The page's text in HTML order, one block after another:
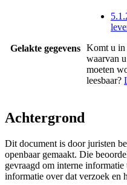
Gelakte gegevens Komt u in
waarvan
moeten
leesbaar?
Achtergrond
Dit document is door juristen
openbaar gemaakt. Die
gevraagd om interne
informatie over dat verzoek en